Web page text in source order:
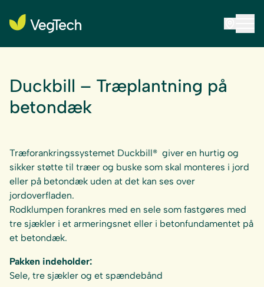
Duckbill – Træplantning på
betondæk
Træforankringssystemet Duckbill® giver en hurtig og
sikker støtte til træer og buske som skal monteres i jord
eller på betondæk uden at det kan ses over
jordoverfladen.
Rodklumpen forankres med en sele som fastgøres med
tre sjækler i et armeringsnet eller i betonfundamentet på
et betondæk.
Pakken indeholder:
Sele, tre sjækler og et spændebånd